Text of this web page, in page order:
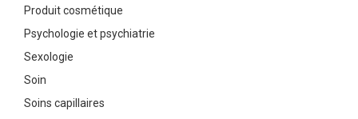
Produit cosmétique
Psychologie et psychiatrie
Sexologie
Soin
Soins capillaires